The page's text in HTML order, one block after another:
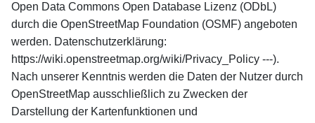
Open Data Commons Open Database Lizenz (ODbL)
durch die OpenStreetMap Foundation (OSMF) angeboten
werden. Datenschutzerklärung:
https://wiki.openstreetmap.org/wiki/Privacy_Policy ---).
Nach unserer Kenntnis werden die Daten der Nutzer durch
OpenStreetMap ausschließlich zu Zwecken der
Darstellung der Kartenfunktionen und